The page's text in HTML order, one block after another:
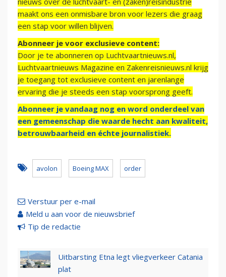
maakt ons een onmisbare bron voor lezers die graag
een stap voor willen blijven.
Abonneer je voor exclusieve content:
Door je te abonneren op Luchtvaartnieuws.nl,
Luchtvaartnieuws Magazine en Zakenreisnieuws.nl krijg
je toegang tot exclusieve content en jarenlange
ervaring die je steeds een stap voorsprong geeft.
Abonneer je vandaag nog en word onderdeel van
een gemeenschap die waarde hecht aan kwaliteit,
betrouwbaarheid en échte journalistiek.
avolon Boeing MAX order
Verstuur per e-mail
Meld u aan voor de nieuwsbrief
Tip de redactie
Uitbarsting Etna legt vliegverkeer Catania
plat